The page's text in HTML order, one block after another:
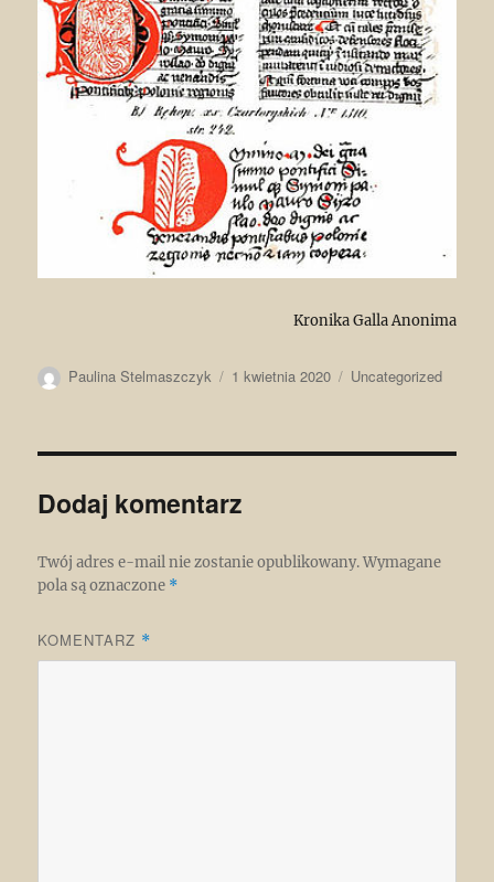
Kronika Galla Anonima
Autor
Paulina Stelmaszczyk
Data
1 kwietnia 2020 Kategorie
Uncategorized
Dodaj komentarz
Twój adres e-mail nie zostanie opublikowany. Wymagane
pola są oznaczone *
KOMENTARZ *